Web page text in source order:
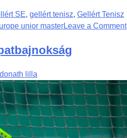
SE, gellért tenisz, Gellért Tenisz
unior masterLeave a Comment
donath lilla